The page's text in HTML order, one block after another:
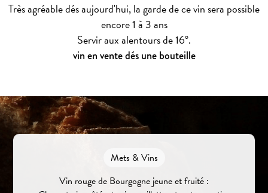
Très agréable dés aujourd'hui, la garde de ce vin sera possible
encore 1 à 3 ans
Servir aux alentours de 16°.
vin en vente dés une bouteille
Mets & Vins
Vin rouge de Bourgogne jeune et fruité :